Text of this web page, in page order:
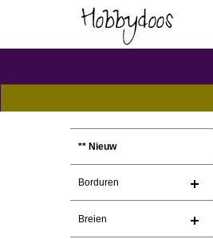
** Nieuw
Borduren
Breien